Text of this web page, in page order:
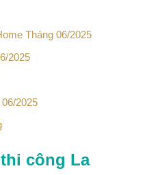
Tháng 06/2025
2025
2025
công La